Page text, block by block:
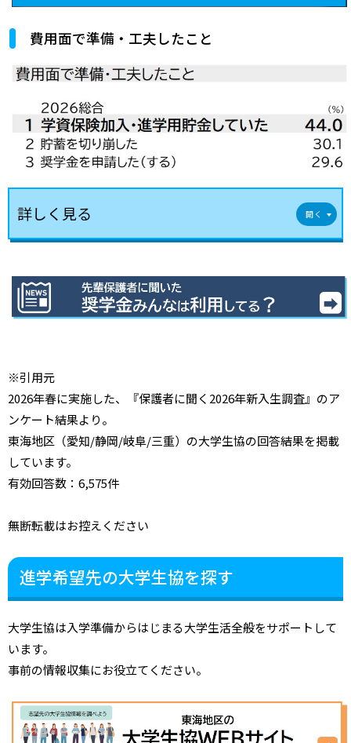
費用面で準備・工夫したこと
詳しく見る
※引用元
2026年春に実施した、『保護者に聞く2026年新入生調査』のア
ンケート結果より。
東海地区（愛知/静岡/岐阜/三重）の大学生協の回答結果を掲載
しています。
有効回答数：6,575件
無断転載はお控えください
進学希望先の大学生協を探す
大学生協は入学準備からはじまる大学生活全般をサポートして
います。
事前の情報収集にお役立てください。